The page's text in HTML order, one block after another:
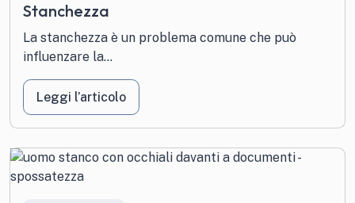
Stanchezza
La stanchezza è un problema comune che può
influenzare la...
Leggi l’articolo